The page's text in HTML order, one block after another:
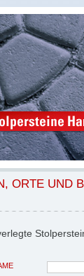
ORTE UND